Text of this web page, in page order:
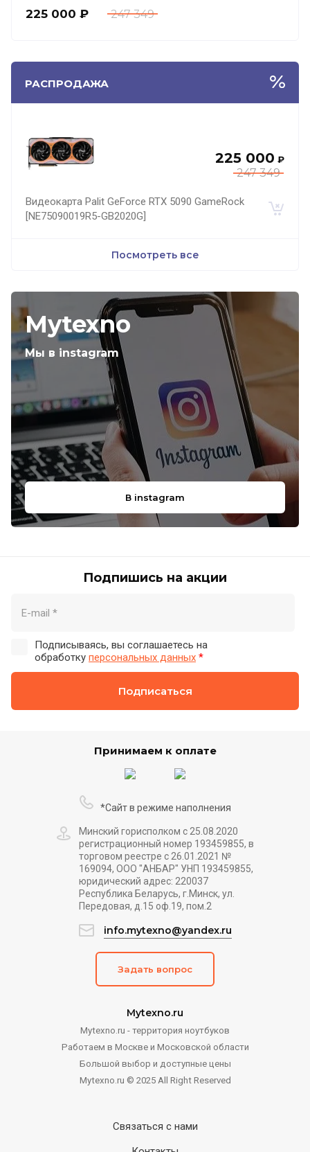
247 349
225 000 ₽
РАСПРОДАЖА
247 349
225 000 ₽
Видеокарта Palit GeForce RTX 5090 GameRock
[NE75090019R5-GB2020G]
Посмотреть все
Mytexno
Мы в instagram
В instagram
Подпишись на акции
Подписываясь, вы соглашаетесь на
обработку персональных данных *
Подписаться
Принимаем к оплате
Mytexno.ru
Mytexno.ru - территория ноутбуков
Работаем в Москве и Московской области
Большой выбор и доступные цены
Mytexno.ru © 2025 All Right Reserved
*Сайт в режиме наполнения
Минский горисполком с 25.08.2020
регистрационный номер 193459855, в
торговом реестре с 26.01.2021 №
169094, ООО "АНБАР" УНП 193459855,
юридический адрес: 220037
Республика Беларусь, г.Минск, ул.
Передовая, д.15 оф.19, пом.2
info.mytexno@yandex.ru
Задать вопрос
Связаться с нами